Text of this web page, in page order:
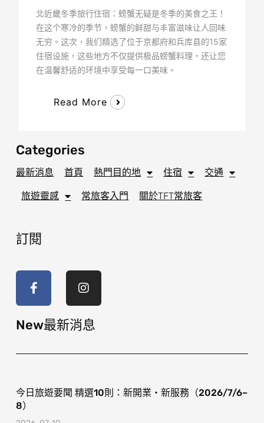
北近畿冬季旅行住宿：螃蟹无疑是冬季的美食之王！
在这个寒冷的季节，螃蟹的鲜甜与丰富滋味让人回味
无穷。这次，我们精选了位于京都府和兵库县的15家
住宿设施，这些地方不仅提供极品螃蟹料理，还让您
在温馨舒适的环境中享受每一口美味。
Read More
Categories
最新消息 首頁 熱門目的地 住宿 交通
旅遊靈感 常旅客入門 關於TFT常旅客
訂閱
c
o
-
s
g
r
m
New最新消息
今日旅遊要聞 精選10則：新開業・新服務（2026/7/6–
8）